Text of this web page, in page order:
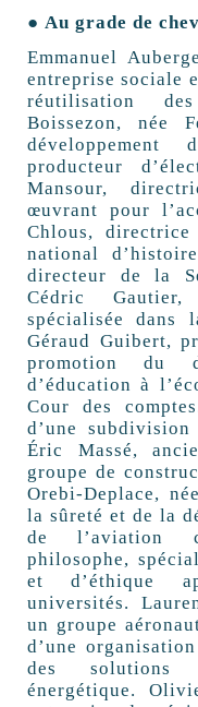
● Au grade de
Emmanuel
entreprise sociale
réutilisation
Boissezon, née
producteur
Mansour,
œuvrant pour
Chlous, directrice
national
directeur de la
Cédric
spécialisée dans
Géraud Guibert,
promotion du
d’éducation à
Cour des
d’une
Éric Massé,
groupe de
Orebi-Deplace,
la sûreté et de la
de l’aviation
philosophe,
et d’éthique
universités.
un groupe
d’une
des solutions
énergétique.